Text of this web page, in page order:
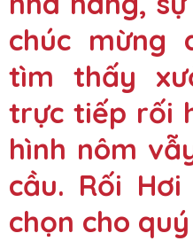
chúc mừng
tìm thấy
trực tiếp rối
hình nôm
cầu. Rối
chọn cho